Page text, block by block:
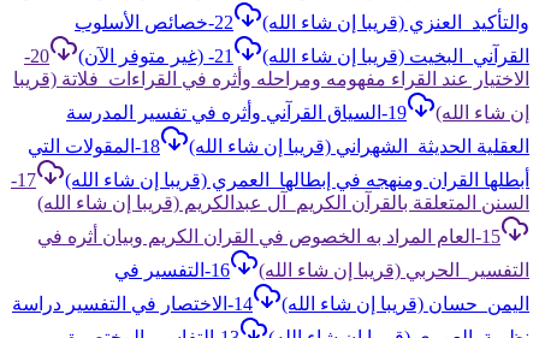
والتأكيد_العنزي (قريبا إن شاء الله)
22-خصائص الأسلوب
القرآني_البخيت (قريبا إن شاء الله)
21- (غير متوفر الآن)
20-
الاختيار عند القراء مفهومه ومراحله وأثره في القراءات_فلاتة (قريبا
إن شاء الله)
19-السياق القرآني وأثره في تفسير المدرسة
العقلية الحديثة_الشهراني (قريبا إن شاء الله)
18-المقولات التي
أبطلها القران ومنهجه في إبطالها_العمري (قريبا إن شاء الله)
17-
السنن المتعلقة بالقرآن الكريم_آل عبدالكريم (قريبا إن شاء الله)
15-العام المراد به الخصوص في القران الكريم وبيان أثره في
التفسير_الحربي (قريبا إن شاء الله)
16-التفسير في
اليمن_حسان (قريبا إن شاء الله)
14-الاختصار في التفسير دراسة